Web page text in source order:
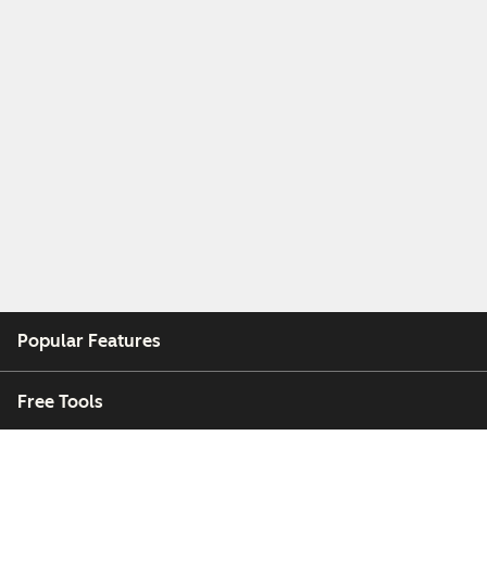
Popular Features
Free Tools